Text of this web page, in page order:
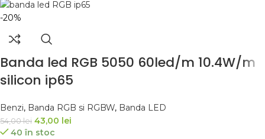
-20%
Banda led RGB 5050 60led/m 10.4W/m
silicon ip65
Benzi, Banda RGB si RGBW, Banda LED
54,00lei 43,00 lei
40 în stoc